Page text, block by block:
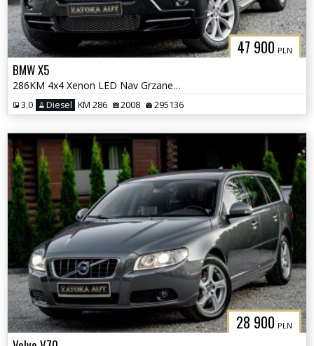
47 900 PLN
BMW X5
286KM 4x4 Xenon LED Nav Grzane Wentyl. fotele Skóra Klima Kamera
3.0 Diesel KM 286 2008 295136
28 900 PLN